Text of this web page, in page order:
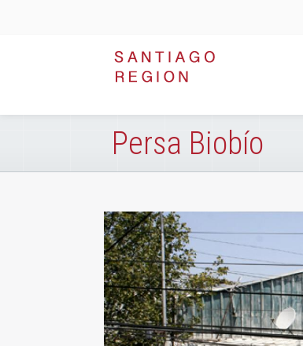
Persa Biobío